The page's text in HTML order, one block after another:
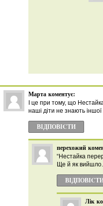
Марта коментує:
І це при тому, що
наші діти не знають
ВІДПОВІCТИ
перехожий
“Нестайка
Ще й як вийшло.
Лік